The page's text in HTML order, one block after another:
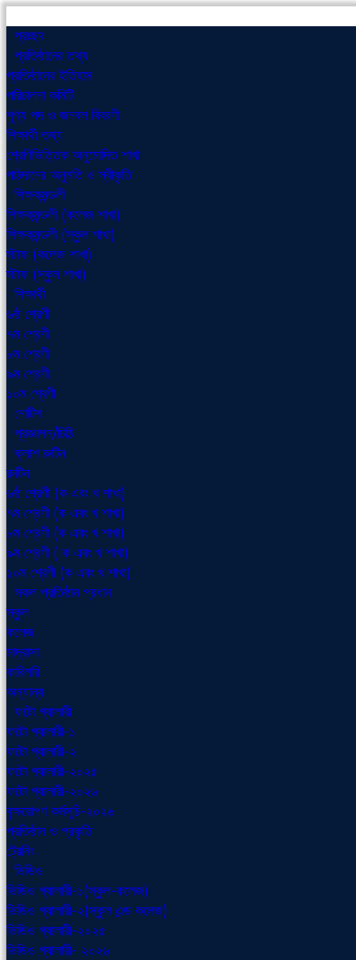
প্রচ্ছদ
প্রতিষ্ঠানের তথ্য
প্রতিষ্ঠানের ইতিহাস
পরিচালনা কমিটি
শূণ্য পদ ও জনবল বিবরণী
শিক্ষার্থী তথ্য
শ্রেণিভিত্তিক অনুমোদিত শাখা
পাঠদানের অনুমতি ও স্বীকৃতি
শিক্ষকমন্ডলী
শিক্ষকমন্ডলী (কলেজ শাখা)
শিক্ষকমন্ডলী (স্কুল শাখা)
স্টাফ (কলেজ শাখা)
স্টাফ (স্কুল শাখা)
শিক্ষার্থী
৬ষ্ঠ শ্রেণী
৭ম শ্রেণী
৮ম শ্রেণী
৯ম শ্রেণী
১০ম শ্রেণী
নোটিশ
প্রজ্ঞাপন/চিঠি
ক্লাশ রুটিন
রুটিন
৬ষ্ঠ শ্রেণী (ক এবং খ শাখা)
৭ম শ্রেণী (ক এবং খ শাখা)
৮ম শ্রেণী (ক এবং খ শাখা)
৯ম শ্রেণী ( ক এবং খ শাখা)
১০ম শ্রেণী (ক এবং খ শাখা)
সকল প্রতিষ্ঠান প্রধান
স্কুল
কলেজ
মাদ্রাসা
কারিগরি
অন্যান্য
ফটো গ্যালারী
ফটো গ্যালারী-১
ফটো গ্যালারী-২
ফটো গ্যালারী-২০২৫
ফটো গ্যালারী-২০২৬
বৃক্ষরোপণ কর্মসূচি-২০২৬
প্রতিষ্ঠান ও প্রকৃতি
ট্রেনিং
ভিডিও
ভিডিও গ্যালারী-১(স্কুল-কলেজ)
ভিডিও গ্যালারী-২(স্কুল এন্ড কলেজ)
ভিডিও গ্যালারী-২০২৫
ভিডিও গ্যালারী- ২০২৬